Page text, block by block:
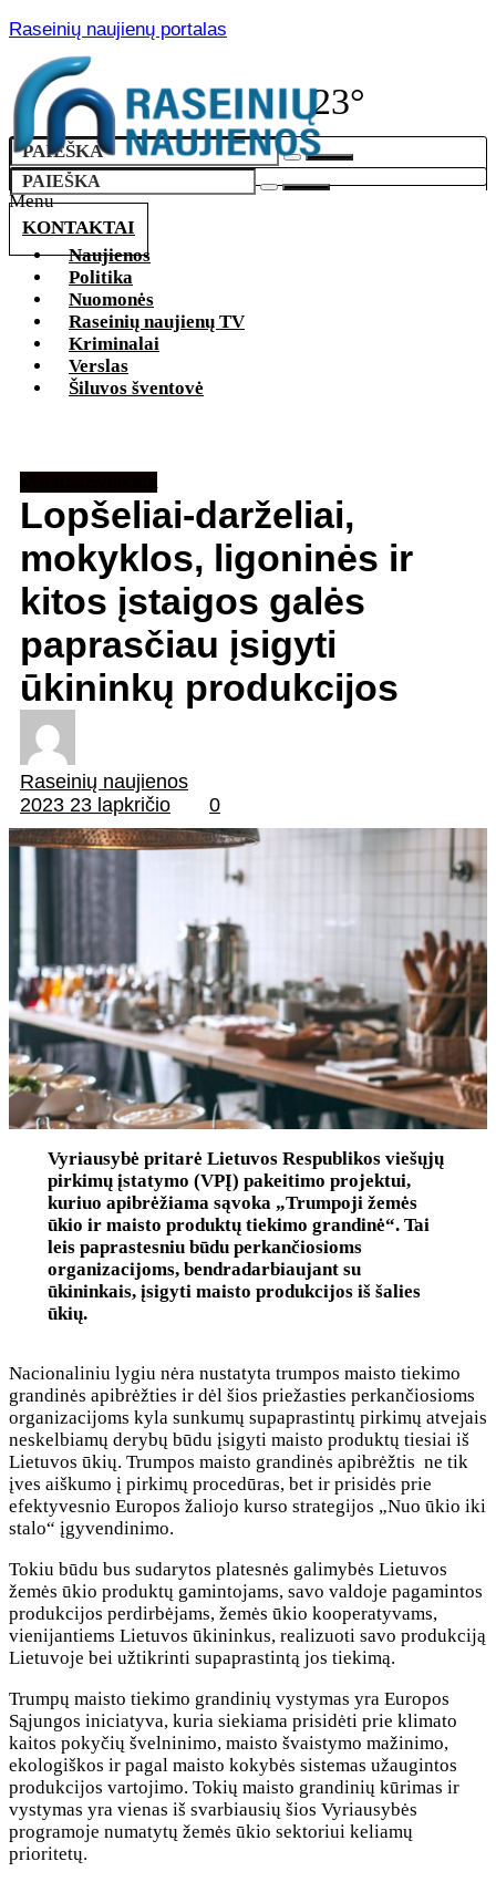
Raseinių naujienų portalas
23°
KONTAKTAI
Menu
Naujienos
Politika
Nuomonės
Raseinių naujienų TV
Kriminalai
Verslas
Šiluvos šventovė
Lopšeliai-darželiai,
mokyklos, ligoninės ir
kitos įstaigos galės
paprasčiau įsigyti
ūkininkų produkcijos
Raseinių naujienos
2023 23 lapkričio
0
Vyriausybė pritarė Lietuvos Respublikos viešųjų
pirkimų įstatymo (VPĮ) pakeitimo projektui,
kuriuo apibrėžiama sąvoka „Trumpoji žemės
ūkio ir maisto produktų tiekimo grandinė“. Tai
leis paprastesniu būdu perkančiosioms
organizacijoms, bendradarbiaujant su
ūkininkais, įsigyti maisto produkcijos iš šalies
ūkių.
Nacionaliniu lygiu nėra nustatyta trumpos maisto tiekimo
grandinės apibrėžties ir dėl šios priežasties perkančiosioms
organizacijoms kyla sunkumų supaprastintų pirkimų atvejais
neskelbiamų derybų būdu įsigyti maisto produktų tiesiai iš
Lietuvos ūkių. Trumpos maisto grandinės apibrėžtis ne tik
įves aiškumo į pirkimų procedūras, bet ir prisidės prie
efektyvesnio Europos žaliojo kurso strategijos „Nuo ūkio iki
stalo“ įgyvendinimo.
Tokiu būdu bus sudarytos platesnės galimybės Lietuvos
žemės ūkio produktų gamintojams, savo valdoje pagamintos
produkcijos perdirbėjams, žemės ūkio kooperatyvams,
vienijantiems Lietuvos ūkininkus, realizuoti savo produkciją
Lietuvoje bei užtikrinti supaprastintą jos tiekimą.
Trumpų maisto tiekimo grandinių vystymas yra Europos
Sąjungos iniciatyva, kuria siekiama prisidėti prie klimato
kaitos pokyčių švelninimo, maisto švaistymo mažinimo,
ekologiškos ir pagal maisto kokybės sistemas užaugintos
produkcijos vartojimo. Tokių maisto grandinių kūrimas ir
vystymas yra vienas iš svarbiausių šios Vyriausybės
programoje numatytų žemės ūkio sektoriui keliamų
prioritetų.